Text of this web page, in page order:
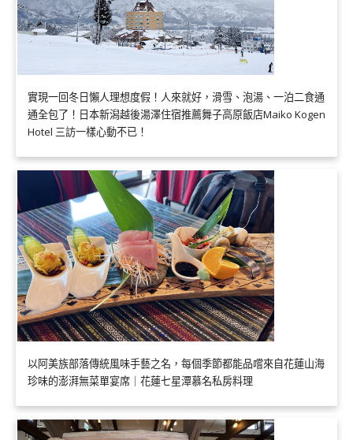
實現一回冬日懶人理想度假！人來就好，滑雪、泡湯、一泊二食通
通全包了！日本新潟越後湯澤住宿推薦舞子高原飯店Maiko Kogen
Hotel 三訪一樣心動不已！
以阿美族部落傳統風味手藝之名，每個季節都能品嚐來自花蓮山海
珍味的澎湃無菜單宴席｜花蓮七星潭慕名私房料理